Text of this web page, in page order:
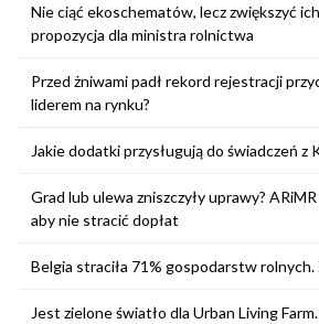
Nie ciąć ekoschematów, lecz zwiększyć
propozycja dla ministra rolnictwa
Przed żniwami padł rekord rejestracji
liderem na rynku?
Jakie dodatki przysługują do świadczeń z
Grad lub ulewa zniszczyły uprawy?
aby nie stracić dopłat
Belgia straciła 71% gospodarstw rolnych.
Jest zielone światło dla Urban Living